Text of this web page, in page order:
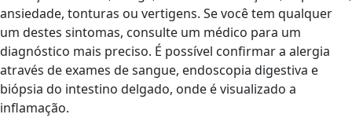
ansiedade, tonturas ou vertigens. Se você tem qualquer
um destes sintomas, consulte um médico para um
diagnóstico mais preciso. É possível confirmar a alergia
através de exames de sangue, endoscopia digestiva e
biópsia do intestino delgado, onde é visualizado a
inflamação.